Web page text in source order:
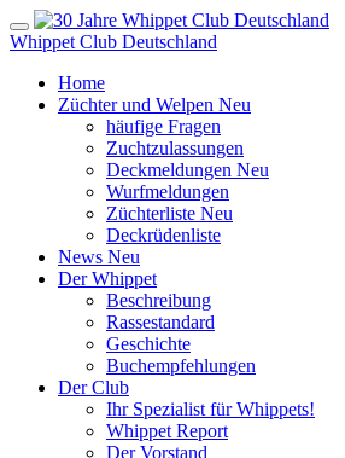
Whippet Club Deutschland
Home
Züchter und Welpen Neu
häufige Fragen
Zuchtzulassungen
Deckmeldungen Neu
Wurfmeldungen
Züchterliste Neu
Deckrüdenliste
News Neu
Der Whippet
Beschreibung
Rassestandard
Geschichte
Buchempfehlungen
Der Club
Ihr Spezialist für Whippets!
Whippet Report
Der Vorstand